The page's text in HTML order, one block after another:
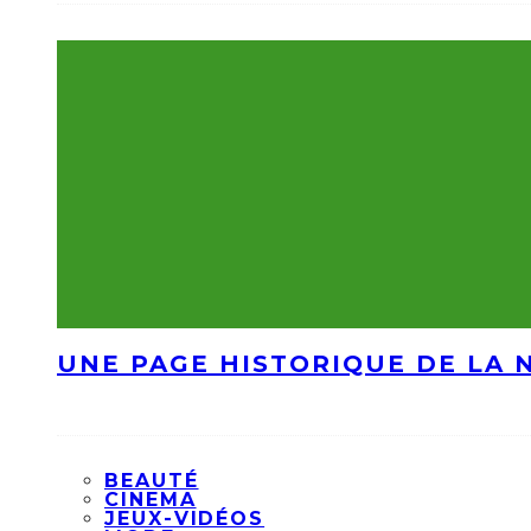
UNE PAGE HISTORIQUE DE LA
BEAUTÉ
CINEMA
JEUX-VIDÉOS